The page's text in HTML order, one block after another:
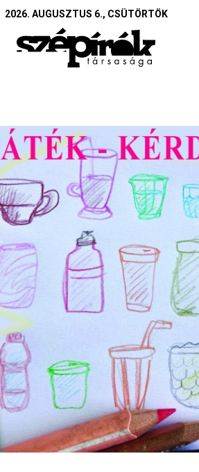
2026. AUGUSZTUS 6., CSÜTÖRTÖK